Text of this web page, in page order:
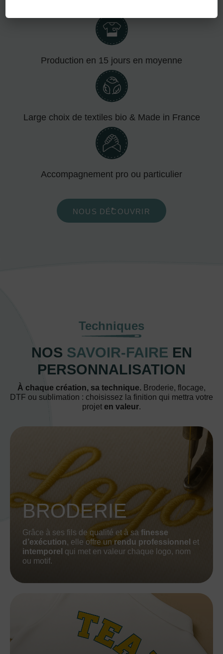
Production en 15 jours en moyenne
Large choix de textiles bio & Made in France
Accompagnement pro ou particulier
NOUS DÉCOUVRIR
Techniques
NOS SAVOIR-FAIRE EN
PERSONNALISATION
À chaque création, sa technique. Broderie, flocage,
DTF ou sublimation : choisissez la finition qui mettra votre
projet en valeur.
BRODERIE
Grâce à ses fils de qualité et à sa finesse
d’exécution, elle offre un rendu professionnel et
intemporel qui met en valeur chaque logo, nom
ou motif.